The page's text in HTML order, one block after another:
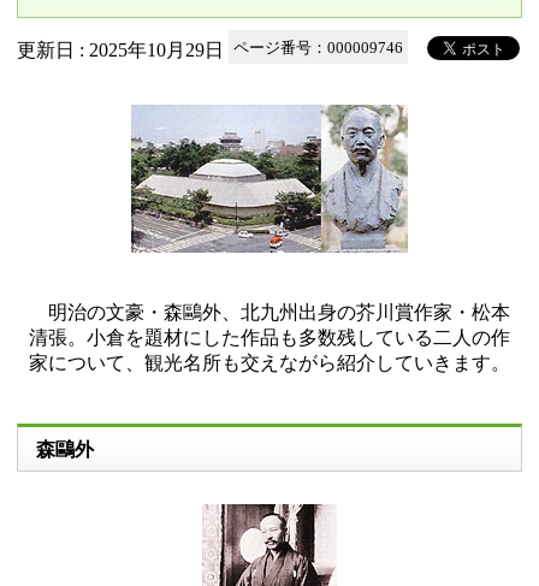
更新日 : 2025年10月29日 ページ番号：000009746
明治の文豪・森鷗外、北九州出身の芥川賞作家・松本
清張。小倉を題材にした作品も多数残している二人の作
家について、観光名所も交えながら紹介していきます。
森鷗外